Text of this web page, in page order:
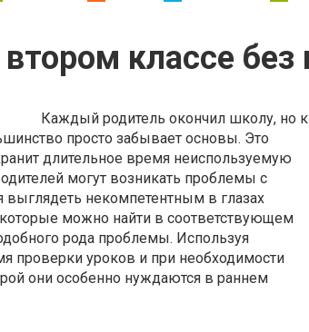
классе без
Каждый родитель окончил школу, но к
просто забывает основы. Это
длительное время неиспользуемую
могут возникать проблемы с
выглядеть некомпетентным в глазах
можно найти в соответствующем
рода проблемы. Используя
проверки уроков и при необходимости
они особенно нуждаются в раннем